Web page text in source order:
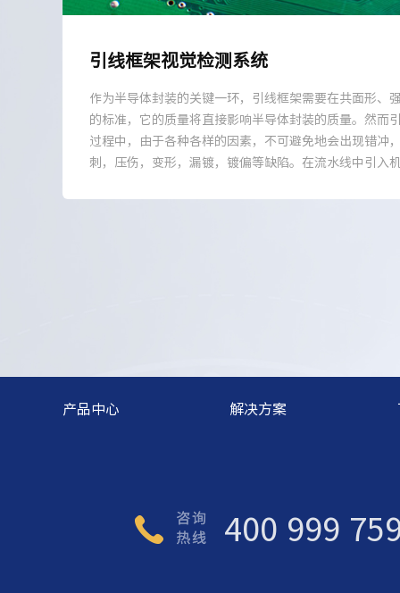
引线框架视觉检测系统
作为半导体封装的关键一环，引线框架需要在共面形、
的标准，它的质量将直接影响半导体封装的质量。然而
过程中，由于各种各样的因素，不可避免地会出现错冲
刺，压伤，变形，漏镀，镀偏等缺陷。在流水线中引入
产品中心 解决方案
400 999